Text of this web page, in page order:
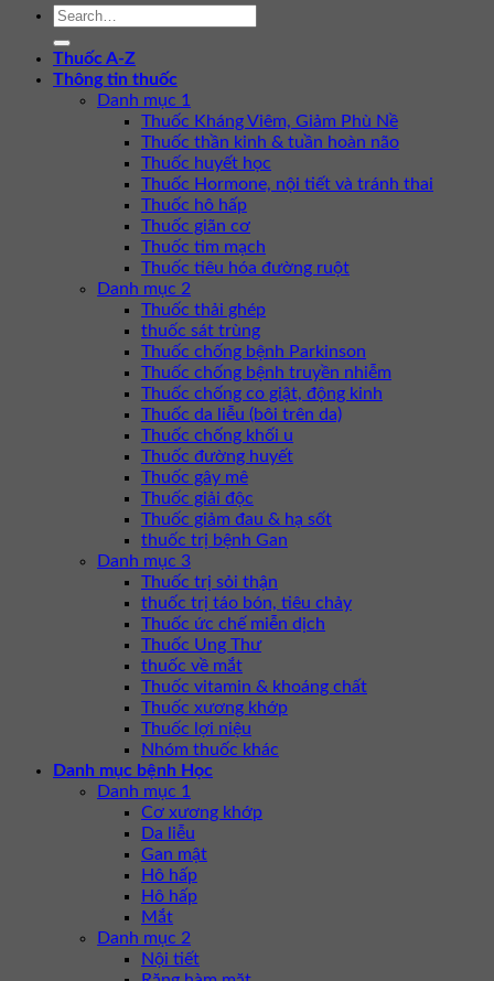
Thuốc A-Z
Thông tin thuốc
Danh mục 1
Thuốc Kháng Viêm, Giảm Phù Nề
Thuốc thần kinh & tuần hoàn não
Thuốc huyết học
Thuốc Hormone, nội tiết và tránh thai
Thuốc hô hấp
Thuốc giãn cơ
Thuốc tim mạch
Thuốc tiêu hóa đường ruột
Danh mục 2
Thuốc thải ghép
thuốc sát trùng
Thuốc chống bệnh Parkinson
Thuốc chống bệnh truyền nhiễm
Thuốc chống co giật, động kinh
Thuốc da liễu (bôi trên da)
Thuốc chống khối u
Thuốc đường huyết
Thuốc gây mê
Thuốc giải độc
Thuốc giảm đau & hạ sốt
thuốc trị bệnh Gan
Danh mục 3
Thuốc trị sỏi thận
thuốc trị táo bón, tiêu chảy
Thuốc ức chế miễn dịch
Thuốc Ung Thư
thuốc về mắt
Thuốc vitamin & khoáng chất
Thuốc xương khớp
Thuốc lợi niệu
Nhóm thuốc khác
Danh mục bệnh Học
Danh mục 1
Cơ xương khớp
Da liễu
Gan mật
Hô hấp
Hô hấp
Mắt
Danh mục 2
Nội tiết